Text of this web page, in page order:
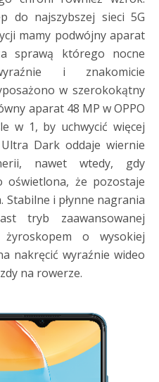
do najszybszej sieci 5G
mamy podwójny aparat
sprawą którego nocne
i znakomicie
w szerokokątny
aparat 48 MP w OPPO
w 1, by uchwycić więcej
Dark oddaje wiernie
nawet wtedy, gdy
oświetlona, że pozostaje
Stabilne i płynne nagrania
tryb zaawansowanej
żyroskopem o wysokiej
nakręcić wyraźnie wideo
na rowerze.